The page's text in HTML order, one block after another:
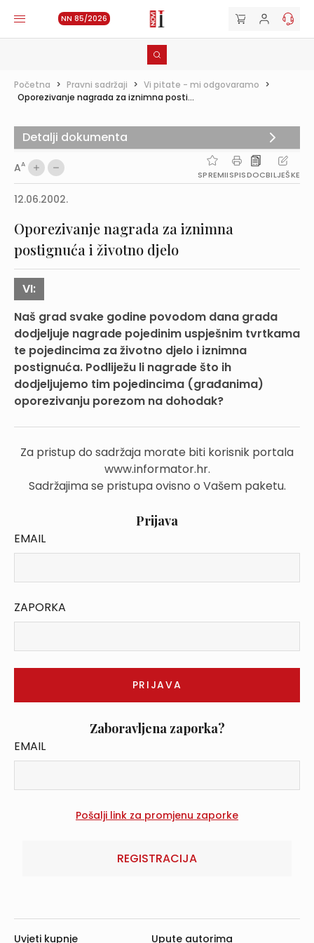
NN 85/2026
Početna > Pravni sadržaji > Vi pitate - mi odgovaramo >
Oporezivanje nagrada za iznimna posti...
AA
SPREMIISPISDOCBILJEŠKE
12.06.2002.
Oporezivanje nagrada za iznimna
postignuća i životno djelo
VI:
Naš grad svake godine povodom dana grada
dodjeljuje nagrade pojedinim uspješnim tvrtkama
te pojedincima za životno djelo i iznimna
postignuća. Podliježu li nagrade što ih
dodjeljujemo tim pojedincima (građanima)
oporezivanju porezom na dohodak?
Za pristup do sadržaja morate biti korisnik portala
www.informator.hr.
Sadržajima se pristupa ovisno o Vašem paketu.
Prijava
EMAIL
ZAPORKA
Zaboravljena zaporka?
EMAIL
REGISTRACIJA
Detalji dokumenta
Uvjeti kupnje Upute autorima